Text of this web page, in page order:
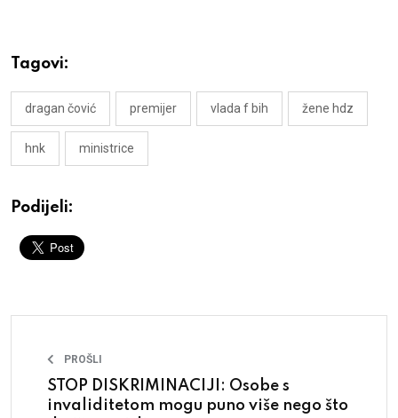
Tagovi:
dragan čović premijer vlada f bih žene hdz
hnk ministrice
Podijeli:
PROŠLI
STOP DISKRIMINACIJI: Osobe s
invaliditetom mogu puno više nego što